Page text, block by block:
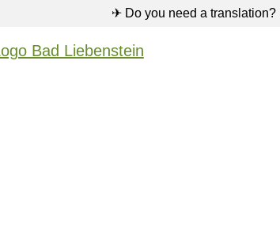
✈ Do you need a translation?